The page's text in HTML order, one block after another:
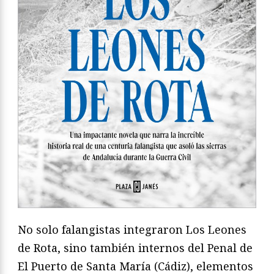
No solo falangistas integraron Los Leones
de Rota, sino también internos del Penal de
El Puerto de Santa María (Cádiz), elementos